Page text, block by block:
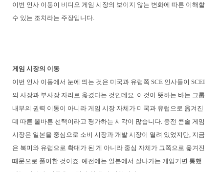
이번 인사 이동이 비디오 게임 시장의 보이지 않는 변화에 따른 이해할
수 있는 조치라는 주장입니다.
게임 시장의 이동
이번 인사 이동에서 눈에 띄는 것은 미국과 유럽쪽 SCE 인사들이 SCEI
의 사장과 부사장 자리로 옮겼다는 것인데요. 이것이 뜻하는 바는 그룹
내부의 권력 이동이 아니라 게임 시장 자체가 미국과 유럽으로 옮겨진
데 따른 올바른 선택이라고 평가하는 시각이 많습니다. 종전 콘솔 게임
시장은 일본을 중심으로 소비 시장과 개발 시장이 열려 있었지만, 지금
은 북미와 유럽으로 확대가 된 게 아니라 중심 자체가 그쪽으로 옮겨진
때문으로 풀이한 것이죠. 예전에는 일본에서 잘나가는 게임기면 통했